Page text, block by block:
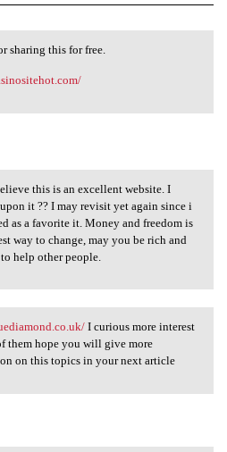
sharing this for
sharing this for free.
this is an
this is an excellent website. I
it ?? I may revisit yet again since i
as a favorite it. Money and freedom is
way to change, may you be rich and
help other people.
I
I curious more interest
them hope you will give more
on this topics in your next article